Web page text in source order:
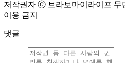
저작권자 ⓒ 브라보마이라이프 무
이용 금지
댓글